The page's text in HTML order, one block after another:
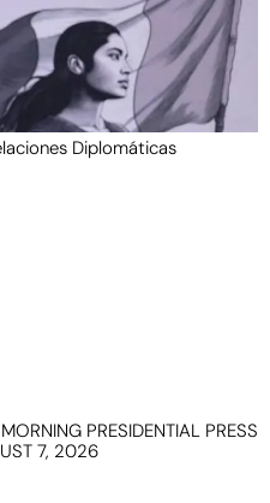
Diplomáticas
PRESIDENTIAL PRESS
7, 2026